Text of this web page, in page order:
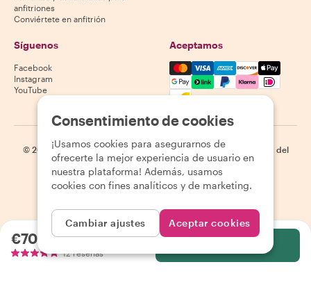
€70.00por persona
12 reseñas
anfitriones
Conviértete en anfitrión
Síguenos
Facebook
Instagram
YouTube
Aceptamos
Mastercard, Visa, Amex,
© 2026 Withlocals.com | Política de privacidad | Cookies
Mapa del
sitio
Consentimiento de cookies
¡Usamos cookies para asegurarnos de
ofrecerte la mejor experiencia de usuario en
nuestra plataforma! Además, usamos
cookies con fines analíticos y de marketing.
Cambiar ajustes Aceptar cookies